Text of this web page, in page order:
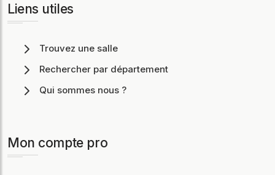
Liens utiles
Trouvez une salle
Rechercher par département
Qui sommes nous ?
Mon compte pro